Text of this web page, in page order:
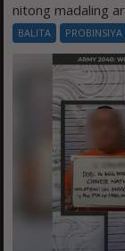
nitong madaling
BALITA PROBINSIYA